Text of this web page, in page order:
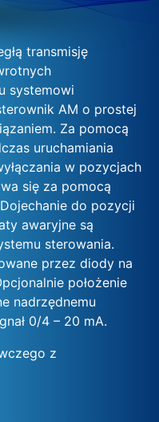
transmisję
systemowi
AM o prostej
Za pomocą
uruchamiania
w pozycjach
się za pomocą
Dojechanie do pozycji
awaryjne są
sterowania.
przez diody na
położenie
nadrzędnemu
0/4 – 20 mA.
z